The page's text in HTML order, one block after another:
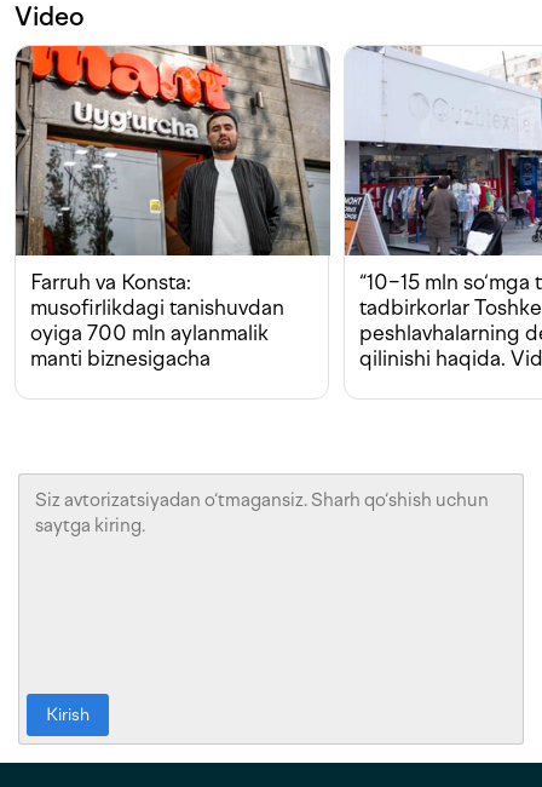
Video
Farruh va Konsta:
musofirlikdagi tanishuvdan
oyiga 700 mln aylanmalik
manti biznesigacha
“10−15 mln so‘mga
tadbirkorlar
peshlavhalarning
qilinishi haqida.
Kirish